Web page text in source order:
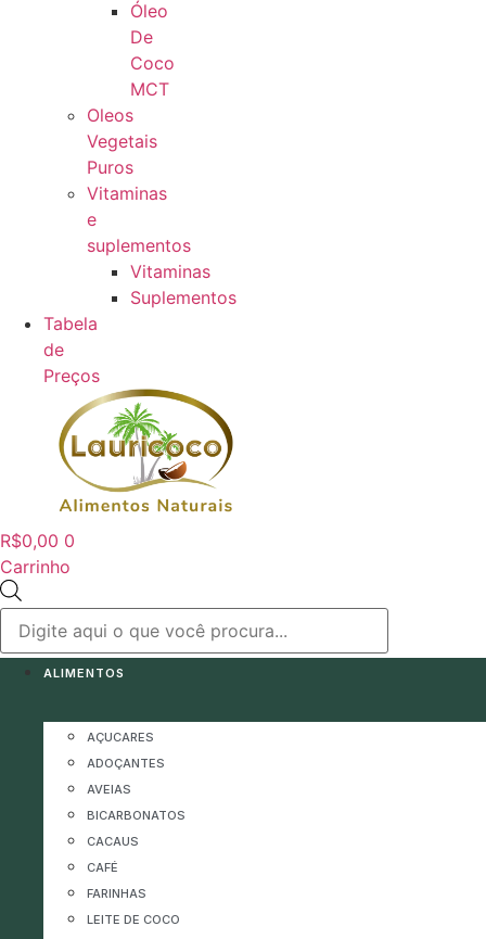
Óleo
De
Coco
MCT
Oleos
Vegetais
Puros
Vitaminas
e
suplementos
Vitaminas
Suplementos
Tabela
de
Preços
R$0,00 0
Carrinho
produtos
ALIMENTOS
AÇUCARES
ADOÇANTES
AVEIAS
BICARBONATOS
CACAUS
CAFÉ
FARINHAS
LEITE DE COCO